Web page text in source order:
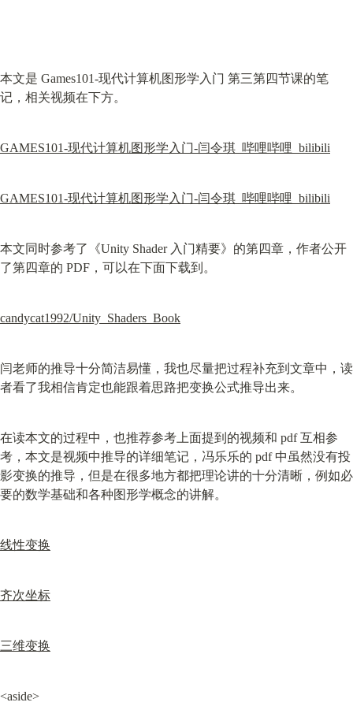
本文是 Games101-现代计算机图形学入门 第三第四节课的笔
记，相关视频在下方。
GAMES101-现代计算机图形学入门-闫令琪_哔哩哔哩_bilibili
GAMES101-现代计算机图形学入门-闫令琪_哔哩哔哩_bilibili
本文同时参考了《Unity Shader 入门精要》的第四章，作者公开
了第四章的 PDF，可以在下面下载到。
candycat1992/Unity_Shaders_Book
闫老师的推导十分简洁易懂，我也尽量把过程补充到文章中，读
者看了我相信肯定也能跟着思路把变换公式推导出来。
在读本文的过程中，也推荐参考上面提到的视频和 pdf 互相参
考，本文是视频中推导的详细笔记，冯乐乐的 pdf 中虽然没有投
影变换的推导，但是在很多地方都把理论讲的十分清晰，例如必
要的数学基础和各种图形学概念的讲解。
线性变换
齐次坐标
三维变换
<aside>